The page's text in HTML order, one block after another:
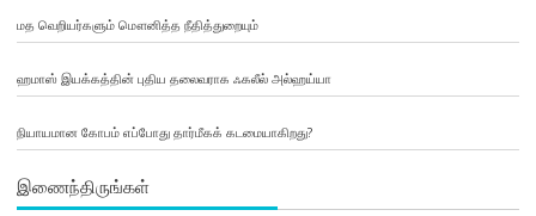
மத வெறியர்களும் மௌனித்த நீதித்துறையும்
ஹமாஸ் இயக்கத்தின் புதிய தலைவராக ஃகலீல் அல்ஹய்யா
நியாயமான கோபம் எப்போது தார்மீகக் கடமையாகிறது?
இணைந்திருங்கள்